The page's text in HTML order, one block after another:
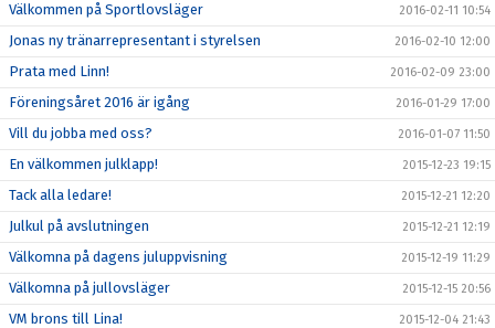
Välkommen på Sportlovsläger 2016-02-11 10:54
Jonas ny tränarrepresentant i styrelsen 2016-02-10 12:00
Prata med Linn! 2016-02-09 23:00
Föreningsåret 2016 är igång 2016-01-29 17:00
Vill du jobba med oss? 2016-01-07 11:50
En välkommen julklapp! 2015-12-23 19:15
Tack alla ledare! 2015-12-21 12:20
Julkul på avslutningen 2015-12-21 12:19
Välkomna på dagens juluppvisning 2015-12-19 11:29
Välkomna på jullovsläger 2015-12-15 20:56
VM brons till Lina! 2015-12-04 21:43